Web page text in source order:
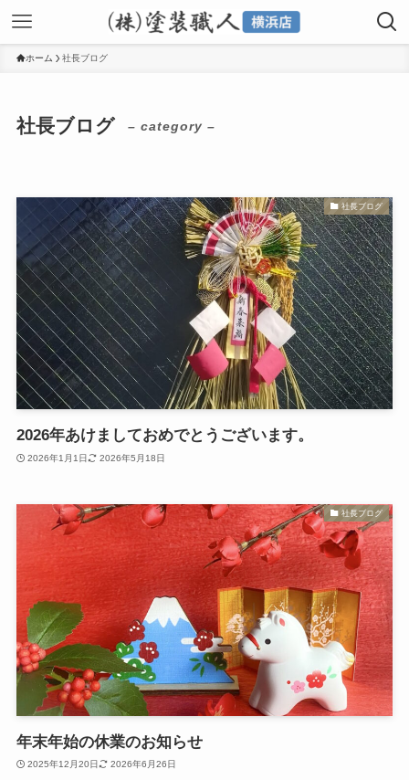
ホーム 社長ブログ
社長ブログ – category –
社長ブログ
2026年あけましておめでとうございます。
2026年1月1日 2026年5月18日
社長ブログ
年末年始の休業のお知らせ
2025年12月20日 2026年6月26日